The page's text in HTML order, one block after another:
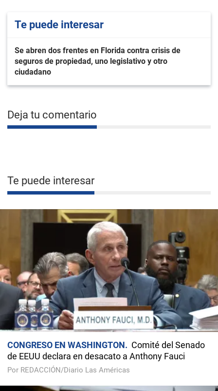
Te puede interesar
Se abren dos frentes en Florida contra crisis de
seguros de propiedad, uno legislativo y otro
ciudadano
Deja tu comentario
Te puede interesar
CONGRESO EN WASHINGTON
Comité del Senado
de EEUU declara en desacato a Anthony Fauci
Por REDACCIÓN/Diario Las Américas